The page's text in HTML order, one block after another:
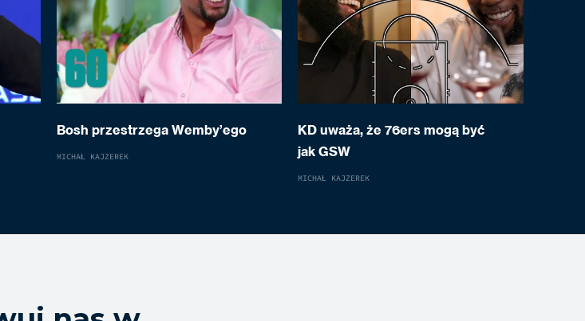
Bosh przestrzega Wemby’ego
MICHAŁ KAJZEREK
KD uważa, że 76ers mogą być
jak GSW
MICHAŁ KAJZEREK